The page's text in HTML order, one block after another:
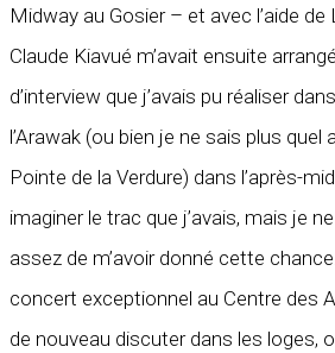
Midway au Gosier – et avec l’aide
Claude Kiavué m’avait ensuite
d’interview que j’avais pu réaliser
l’Arawak (ou bien je ne sais plus quel
Pointe de la Verdure) dans l’après-
imaginer le trac que j’avais, mais je
assez de m’avoir donné cette
concert exceptionnel au Centre des
de nouveau discuter dans les loges,